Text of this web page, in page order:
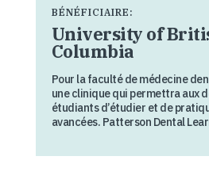
BÉNÉFICIAIRE:
University of
Columbia
Pour la faculté de médecine
une clinique qui permettra aux
étudiants d’étudier et de
avancées. Patterson Dental